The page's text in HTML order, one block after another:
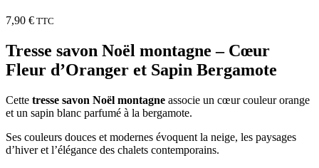
7,90 € TTC
Tresse savon Noël montagne – Cœur
Fleur d’Oranger et Sapin Bergamote
Cette tresse savon Noël montagne associe un cœur couleur orange
et un sapin blanc parfumé à la bergamote.
Ses couleurs douces et modernes évoquent la neige, les paysages
d’hiver et l’élégance des chalets contemporains.